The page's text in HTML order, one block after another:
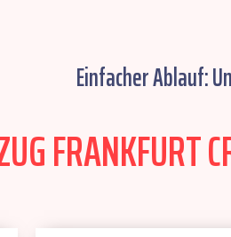
Einfacher Ablauf:
FRANKFURT